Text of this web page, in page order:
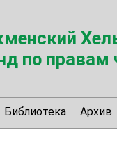
по правам
Библиотека Архив